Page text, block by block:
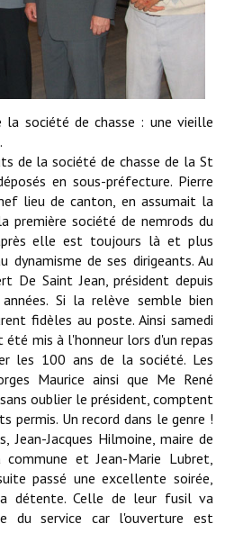
municipaux
& Le Fressinois
la société de chasse : une vieille
de la société de chasse de la St
en sous-préfecture. Pierre
lieu de canton, en assumait la
première société de nemrods du
elle est toujours là et plus
dynamisme de ses dirigeants. Au
De Saint Jean, président depuis
Si la relève semble bien
fidèles au poste. Ainsi samedi
mis à l'honneur lors d'un repas
les 100 ans de la société. Les
Maurice ainsi que Me René
oublier le président, comptent
permis. Un record dans le genre !
Jean-Jacques Hilmoine, maire de
et Jean-Marie Lubret,
passé une excellente soirée,
détente. Celle de leur fusil va
du service car l'ouverture est